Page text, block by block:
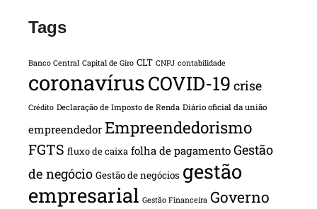
Tags
Banco Central Capital de Giro CLT CNPJ contabilidade
coronavírusCOVID-19 crise
Crédito Declaração de Imposto de Renda Diário oficial da união
empreendedor Empreendedorismo
FGTS fluxo de caixa folha de pagamento Gestão
de negócio Gestão de negócios gestão
empresarial Gestão Financeira Governo